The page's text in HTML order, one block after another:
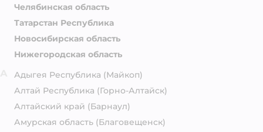
Челябинская область
Татарстан Республика
Новосибирская область
Нижегородская область
Адыгея Республика (Майкоп)
Алтай Республика (Горно-Алтайск)
Алтайский край (Барнаул)
Амурская область (Благовещенск)